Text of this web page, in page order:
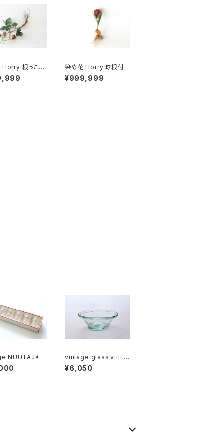
Horry 根っこ付
染め花 Horry 球根付き
チューリップ (蕾つき・レ
ッド)
¥999,999
NUUTAJÄR
tumbler
gift set / ヴ
vintage glass viili b
owl / ヴィンテージ ガ
ラスのヴィーリボウル
¥6,050